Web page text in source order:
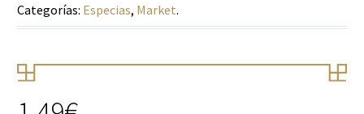
Categorías: Especias, Market.